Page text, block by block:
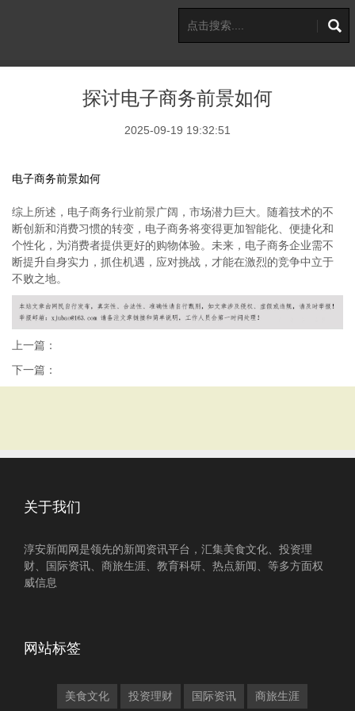
探讨电子商务前景如何
2025-09-19 19:32:51
电子商务前景如何
综上所述，电子商务行业前景广阔，市场潜力巨大。随着技术的不
断创新和消费习惯的转变，电子商务将变得更加智能化、便捷化和
个性化，为消费者提供更好的购物体验。未来，电子商务企业需不
断提升自身实力，抓住机遇，应对挑战，才能在激烈的竞争中立于
不败之地。
上一篇：
下一篇：
关于我们
淳安新闻网是领先的新闻资讯平台，汇集美食文化、投资理
财、国际资讯、商旅生涯、教育科研、热点新闻、等多方面权
威信息
网站标签
美食文化 投资理财 国际资讯 商旅生涯